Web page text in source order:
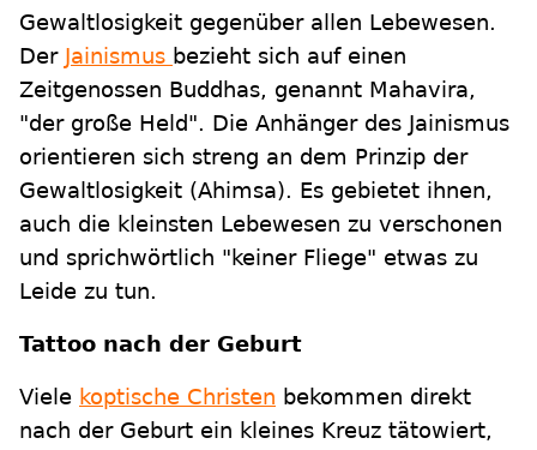
Gewaltlosigkeit gegenüber allen Lebewesen.
Der Jainismus bezieht sich auf einen
Zeitgenossen Buddhas, genannt Mahavira,
"der große Held". Die Anhänger des Jainismus
orientieren sich streng an dem Prinzip der
Gewaltlosigkeit (Ahimsa). Es gebietet ihnen,
auch die kleinsten Lebewesen zu verschonen
und sprichwörtlich "keiner Fliege" etwas zu
Leide zu tun.
Tattoo nach der Geburt
Viele koptische Christen bekommen direkt
nach der Geburt ein kleines Kreuz tätowiert,